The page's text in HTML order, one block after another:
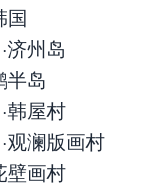
国
济州岛
半岛
韩屋村
观澜版画村
壁画村